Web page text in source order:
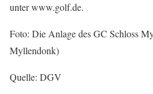
unter www.golf.de.
Foto: Die Anlage des GC Schloss
Myllendonk)
Quelle: DGV